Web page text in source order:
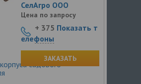
садового
СелАгро ООО
Цена по запросу
+ 375 Показать т
елефоны
ЗАКАЗАТЬ